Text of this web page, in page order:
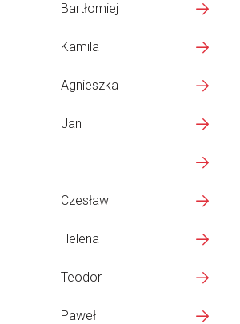
Bartłomiej
Kamila
Agnieszka
Jan
-
Czesław
Helena
Teodor
Paweł